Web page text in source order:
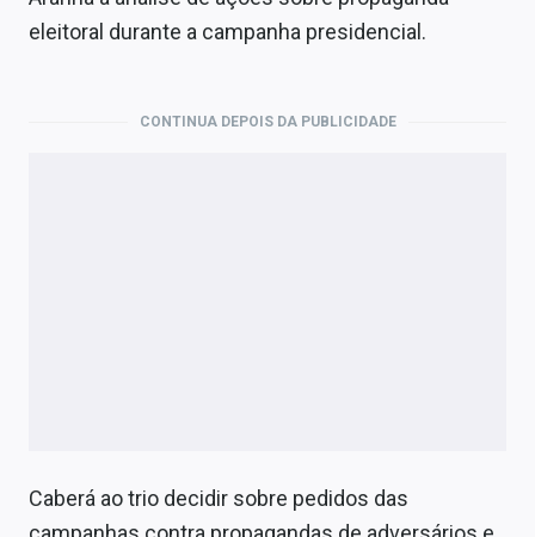
eleitoral durante a campanha presidencial.
CONTINUA DEPOIS DA PUBLICIDADE
Caberá ao trio decidir sobre pedidos das